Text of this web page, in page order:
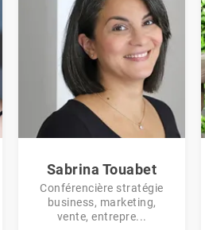
Sabrina Touabet
Conférencière stratégie
business, marketing,
vente, entrepre...